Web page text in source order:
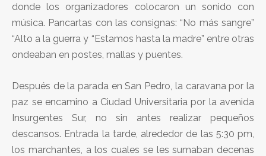
donde los organizadores colocaron un sonido con
música. Pancartas con las consignas: “No más sangre”
“Alto a la guerra y “Estamos hasta la madre” entre otras
ondeaban en postes, mallas y puentes.
Después de la parada en San Pedro, la caravana por la
paz se encamino a Ciudad Universitaria por la avenida
Insurgentes Sur, no sin antes realizar pequeños
descansos. Entrada la tarde, alrededor de las 5:30 pm,
los marchantes, a los cuales se les sumaban decenas